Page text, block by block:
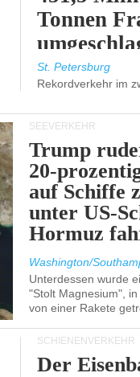
Tonnen
%).
St. Petersburg
Rekordverkehr im
SEEVERKEHR
Trump
20-
auf Schiffe
unter US-
Hormuz
Washington/
Unterdessen wurde
"Stolt Magnesium",
von einer Rakete
SCHIENENVERKEHR
Der